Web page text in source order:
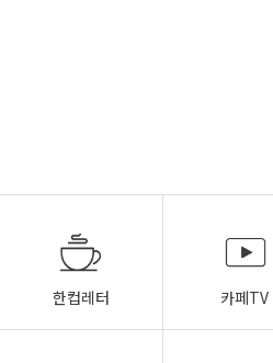
한컵레터 카페TV